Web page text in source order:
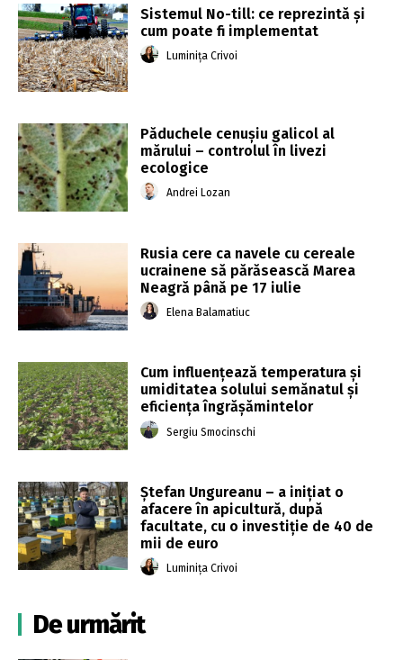
Sistemul No-till: ce reprezintă și
cum poate fi implementat
Luminița Crivoi
Păduchele cenușiu galicol al
mărului – controlul în livezi
ecologice
Andrei Lozan
Rusia cere ca navele cu cereale
ucrainene să părăsească Marea
Neagră până pe 17 iulie
Elena Balamatiuc
Cum influențează temperatura și
umiditatea solului semănatul și
eficiența îngrășămintelor
Sergiu Smocinschi
Ștefan Ungureanu – a inițiat o
afacere în apicultură, după
facultate, cu o investiție de 40 de
mii de euro
Luminița Crivoi
De urmărit